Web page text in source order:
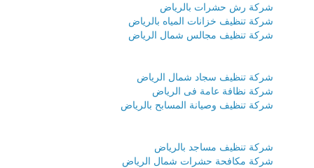
شركة رش حشرات بالرياض
شركة تنظيف خزانات المياه بالرياض
شركة تنظيف مجالس شمال الرياض
شركة تنظيف سجاد شمال الرياض
شركة نظافة عامة فى الرياض
شركة تنظيف وصيانة المسابح بالرياض
شركة تنظيف مساجد بالرياض
شركة مكافحة حشرات شمال الرياض